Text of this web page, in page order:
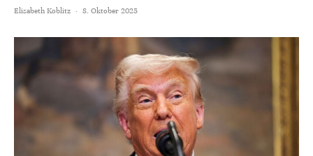
Elisabeth Koblitz · 8. Oktober 2025